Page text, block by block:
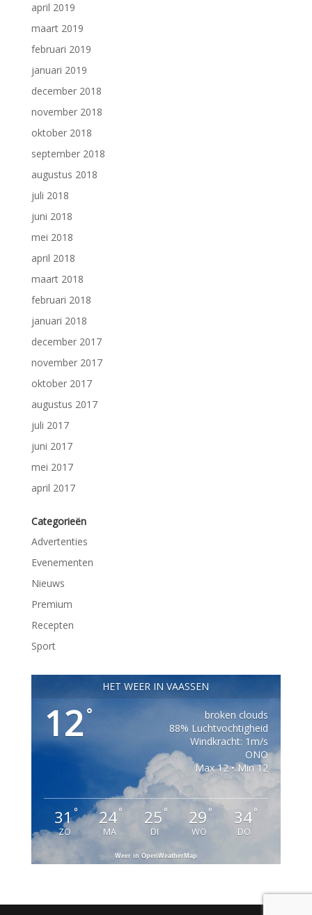
april 2019
maart 2019
februari 2019
januari 2019
december 2018
november 2018
oktober 2018
september 2018
augustus 2018
juli 2018
juni 2018
mei 2018
april 2018
maart 2018
februari 2018
januari 2018
december 2017
november 2017
oktober 2017
augustus 2017
juli 2017
juni 2017
mei 2017
april 2017
Categorieën
Advertenties
Evenementen
Nieuws
Premium
Recepten
Sport
HET WEER IN VAASSEN
12 °
broken clouds
88% Luchtvochtigheid
Windkracht: 1m/s
ONO
Max 12 • Min 12
31°
ZO
24°
MA
25 °
DI
29 °
WO
34°
DO
Weer in OpenWeatherMap